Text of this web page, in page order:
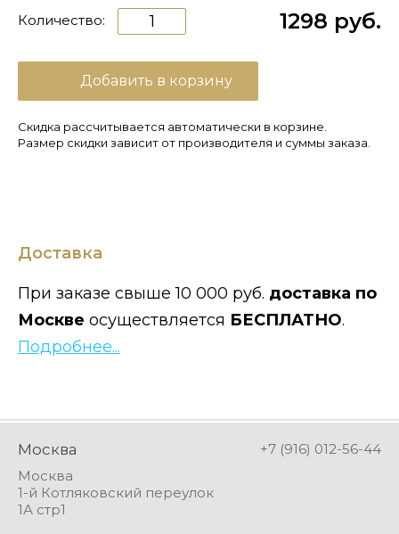
1298 руб.
Количество:
Добавить в корзину
Скидка рассчитывается автоматически в корзине.
Размер скидки зависит от производителя и суммы заказа.
Доставка
При заказе свыше 10 000 руб. доставка по
Москве осуществляется БЕСПЛАТНО.
Подробнее...
Москва
+7 (916) 012-56-44
Москва
1-й Котляковский переулок
1А стр1